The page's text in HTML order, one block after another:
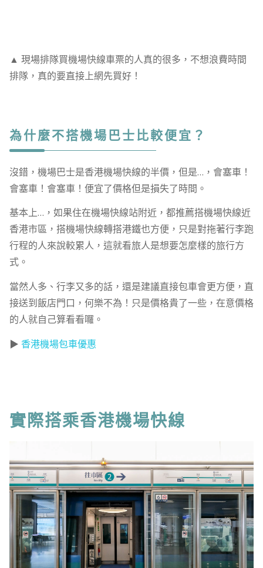
▲ 現場排隊買機場快線車票的人真的很多，不想浪費時間
排隊，真的要直接上網先買好！
為什麼不搭機場巴士比較便宜？
沒錯，機場巴士是香港機場快線的半價，但是…，會塞車！
會塞車！會塞車！便宜了價格但是損失了時間。
基本上…，如果住在機場快線站附近，都推薦搭機場快線近
香港市區，搭機場快線轉搭港鐵也方便，只是對拖著行李跑
行程的人來說較累人，這就看旅人是想要怎麼樣的旅行方
式。
當然人多、行李又多的話，還是建議直接包車會更方便，直
接送到飯店門口，何樂不為！只是價格貴了一些，在意價格
的人就自己算看看囉。
▶ 香港機場包車優惠
實際搭乘香港機場快線